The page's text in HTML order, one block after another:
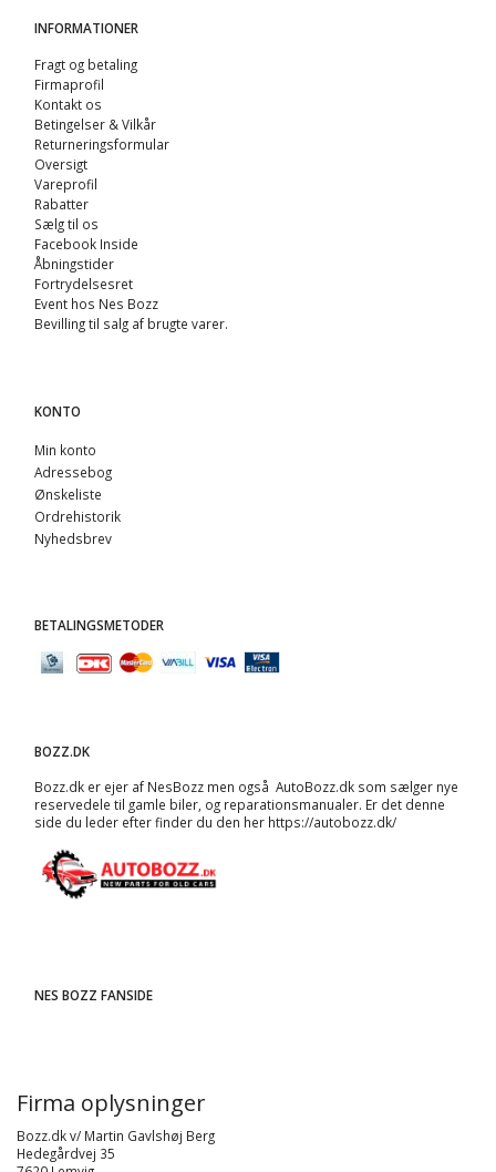
INFORMATIONER
Fragt og betaling
Firmaprofil
Kontakt os
Betingelser & Vilkår
Returneringsformular
Oversigt
Vareprofil
Rabatter
Sælg til os
Facebook Inside
Åbningstider
Fortrydelsesret
Event hos Nes Bozz
Bevilling til salg af brugte varer.
KONTO
Min konto
Adressebog
Ønskeliste
Ordrehistorik
Nyhedsbrev
BETALINGSMETODER
BOZZ.DK
Bozz.dk er ejer af NesBozz men også AutoBozz.dk som sælger nye
reservedele til gamle biler, og reparationsmanualer. Er det denne
side du leder efter finder du den her https://autobozz.dk/
NES BOZZ FANSIDE
Firma oplysninger
Bozz.dk v/ Martin Gavlshøj Berg
Hedegårdvej 35